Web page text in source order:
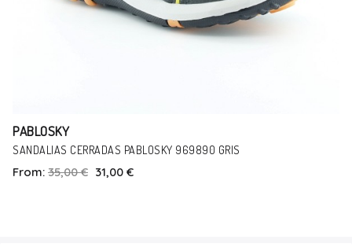
PABLOSKY
SANDALIAS CERRADAS PABLOSKY 969890 GRIS
From: 35,00 € 31,00 €